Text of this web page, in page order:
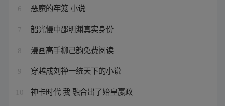
6 恶魔的牢笼 小说
7 韶光慢中邵明渊真实身份
8 漫画高手柳己韵免费阅读
9 穿越成刘禅一统天下的小说
10 神卡时代 我 融合出了始皇嬴政